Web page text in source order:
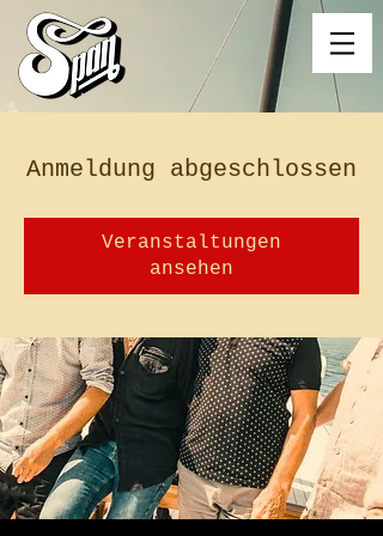
Anmeldung abgeschlossen
Veranstaltungen
ansehen